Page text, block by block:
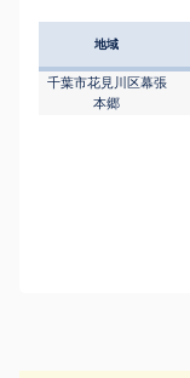
地域
千葉市花見川区幕張
本郷